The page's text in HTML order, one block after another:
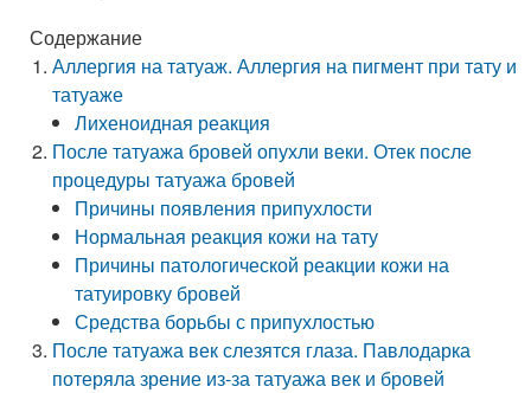
Содержание
Аллергия на татуаж. Аллергия на пигмент при тату и
татуаже
Лихеноидная реакция
После татуажа бровей опухли веки. Отек после
процедуры татуажа бровей
Причины появления припухлости
Нормальная реакция кожи на тату
Причины патологической реакции кожи на
татуировку бровей
Средства борьбы с припухлостью
После татуажа век слезятся глаза. Павлодарка
потеряла зрение из-за татуажа век и бровей